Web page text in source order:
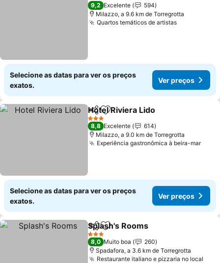
9,2 Excelente
594
Milazzo, a 9.6 km de Torregrotta
Quartos temáticos de artistas
Selecione as datas para ver os preços
exatos.
Ver preços
PartilharAdicionar aos favoritos
Hotel Riviera Lido
3 Estrelas
8,8 Excelente
614
Milazzo, a 9.0 km de Torregrotta
Experiência gastronômica à beira-mar
Selecione as datas para ver os preços
exatos.
Ver preços
PartilharAdicionar aos favoritos
Splash's Rooms
3 Estrelas
8,0 Muito boa
260
Spadafora, a 3.6 km de Torregrotta
Restaurante italiano e pizzaria no local